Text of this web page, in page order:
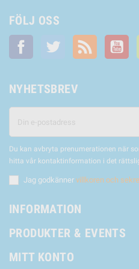
FÖLJ OSS
Facebook Twitter RSS
NYHETSBREV
Du kan avbryta prenumerationen när
hitta vår kontaktinformation i det
Jag godkänner villkoren och
INFORMATION
PRODUKTER & EVENTS
MITT KONTO